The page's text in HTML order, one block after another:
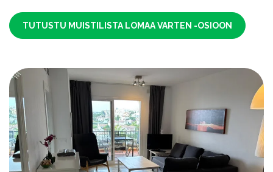
TUTUSTU MUISTILISTA LOMAA VARTEN -OSIOON